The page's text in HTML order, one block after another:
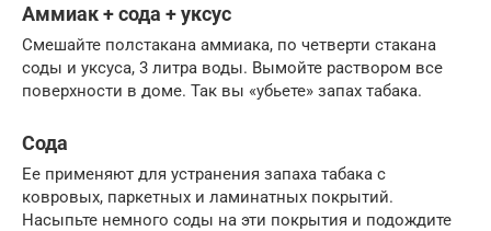
Аммиак + сода + уксус
Смешайте полстакана аммиака, по четверти стакана
соды и уксуса, 3 литра воды. Вымойте раствором все
поверхности в доме. Так вы «убьете» запах табака.
Сода
Ее применяют для устранения запаха табака с
ковровых, паркетных и ламинатных покрытий.
Насыпьте немного соды на эти покрытия и подождите